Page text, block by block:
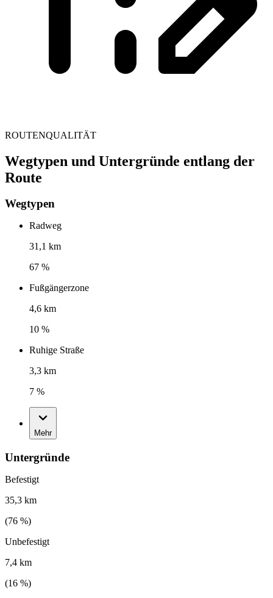
ROUTENQUALITÄT
Wegtypen und Untergründe entlang der
Route
Wegtypen
Radweg
31,1 km
67 %
Fußgängerzone
4,6 km
10 %
Ruhige Straße
3,3 km
7 %
Mehr
Untergründe
Befestigt
35,3 km
(76 %)
Unbefestigt
7,4 km
(16 %)